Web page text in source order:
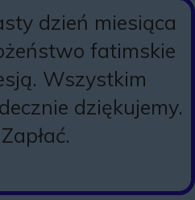
dzień miesiąca
fatimskie
Wszystkim
dziękujemy.